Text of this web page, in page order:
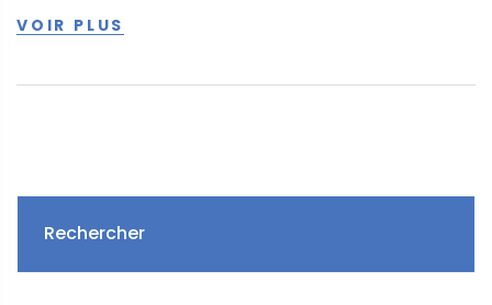
VOIR PLUS
Rechercher